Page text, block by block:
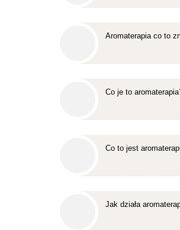
Aromaterapia co to
Co je to
Co to jest
Jak działa